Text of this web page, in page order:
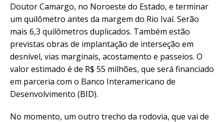
Doutor Camargo, no Noroeste do Estado, e terminar
um quilômetro antes da margem do Rio Ivaí. Serão
mais 6,3 quilômetros duplicados. Também estão
previstas obras de implantação de interseção em
desnível, vias marginais, acostamento e passeios. O
valor estimado é de R$ 55 milhões, que será financiado
em parceria com o Banco Interamericano de
Desenvolvimento (BID).
No momento, um outro trecho da rodovia, que vai de